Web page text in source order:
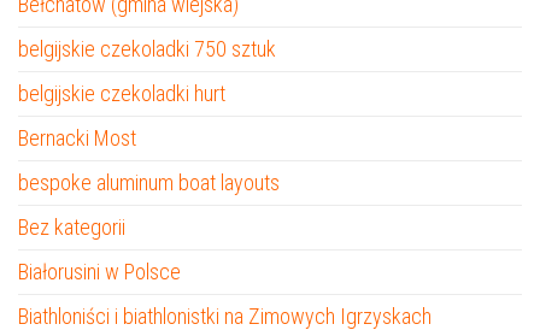
belgijskie czekoladki 750 sztuk
belgijskie czekoladki hurt
Bernacki Most
bespoke aluminum boat layouts
Bez kategorii
Białorusini w Polsce
Biathloniści i biathlonistki na Zimowych Igrzyskach